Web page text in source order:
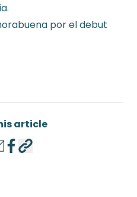
por el debut
article
Facebook
Copy link